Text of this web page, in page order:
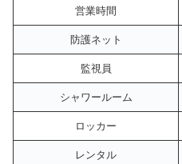
営業時間
防護ネット
監視員
シャワールーム
ロッカー
レンタル